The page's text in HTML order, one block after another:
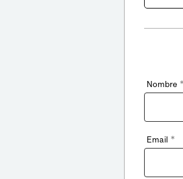
Nombre *
Email *